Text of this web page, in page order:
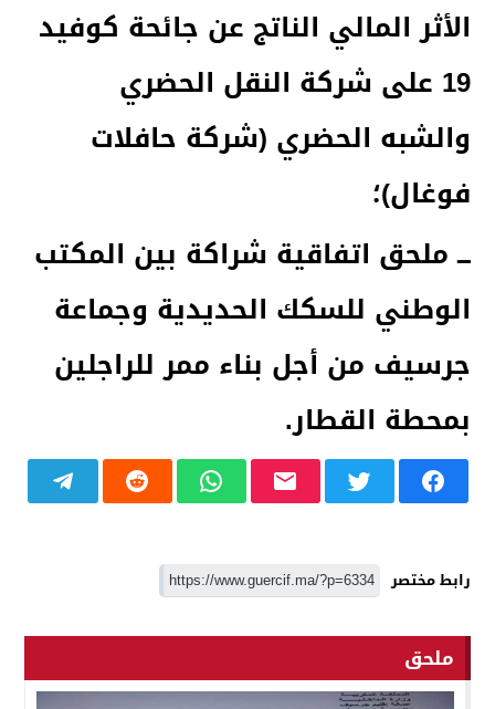
الأثر المالي الناتج عن جائحة كوفيد
19 على شركة النقل الحضري
والشبه الحضري (شركة حافلات
فوغال)؛
ـــ ملحق اتفاقية شراكة بين المكتب
الوطني للسكك الحديدية وجماعة
جرسيف من أجل بناء ممر للراجلين
بمحطة القطار.
رابط مختصر
ملحق